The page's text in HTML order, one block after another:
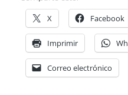
X Facebook
Imprimir
Correo electrónico